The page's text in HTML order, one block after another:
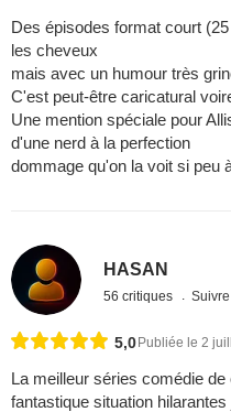
Des épisodes format court
les cheveux
mais avec un humour très
C'est peut-être caricatural
Une mention spéciale pour
d'une nerd à la perfection
dommage qu'on la voit si peu
HASAN
56 critiques
5,0Publiée le 2
La meilleur séries comédie
fantastique situation hilarantes